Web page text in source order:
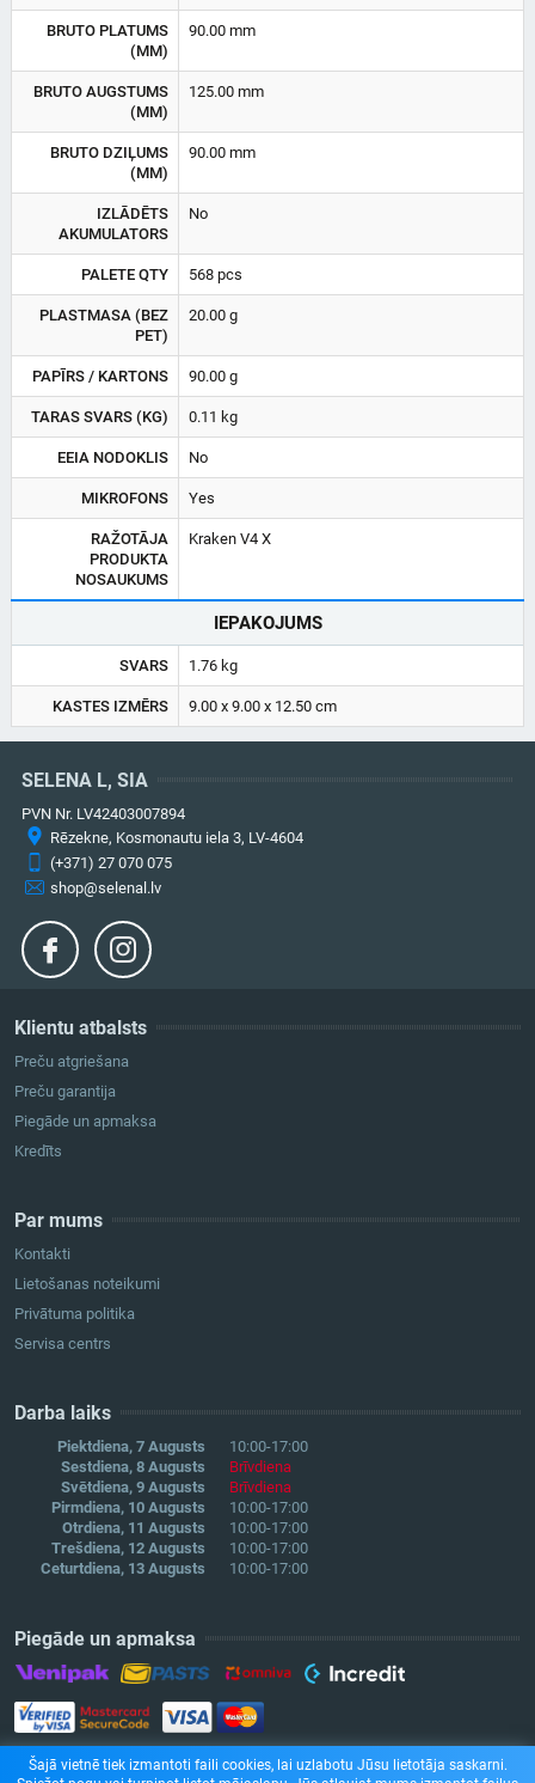
BRUTO PLATUMS
(MM)
90.00 mm
BRUTO AUGSTUMS
(MM)
125.00 mm
BRUTO DZIĻUMS
(MM)
90.00 mm
IZLĀDĒTS
AKUMULATORS
No
PALETE QTY 568 pcs
PLASTMASA (BEZ
PET)
20.00 g
PAPĪRS / KARTONS 90.00 g
TARAS SVARS (KG) 0.11 kg
EEIA NODOKLIS No
MIKROFONS Yes
RAŽOTĀJA
PRODUKTA
NOSAUKUMS
Kraken V4 X
IEPAKOJUMS
SVARS 1.76 kg
KASTES IZMĒRS 9.00 x 9.00 x 12.50 cm
Klientu atbalsts
Preču atgriešana
Preču garantija
Piegāde un apmaksa
Kredīts
Par mums
Kontakti
Lietošanas noteikumi
Privātuma politika
Servisa centrs
Darba laiks
Piektdiena, 7 Augusts
10:00-17:00
Sestdiena, 8 Augusts
Brīvdiena
Svētdiena, 9 Augusts
Brīvdiena
Pirmdiena, 10 Augusts
10:00-17:00
Otrdiena, 11 Augusts
10:00-17:00
Trešdiena, 12 Augusts
10:00-17:00
Ceturtdiena, 13 Augusts
10:00-17:00
Piegāde un apmaksa
SELENA L, SIA
PVN Nr. LV42403007894
Rēzekne, Kosmonautu iela 3, LV-4604
(+371) 27 070 075
shop@selenal.lv
Šajā vietnē tiek izmantoti faili cookies, lai uzlabotu Jūsu lietotāja saskarni.